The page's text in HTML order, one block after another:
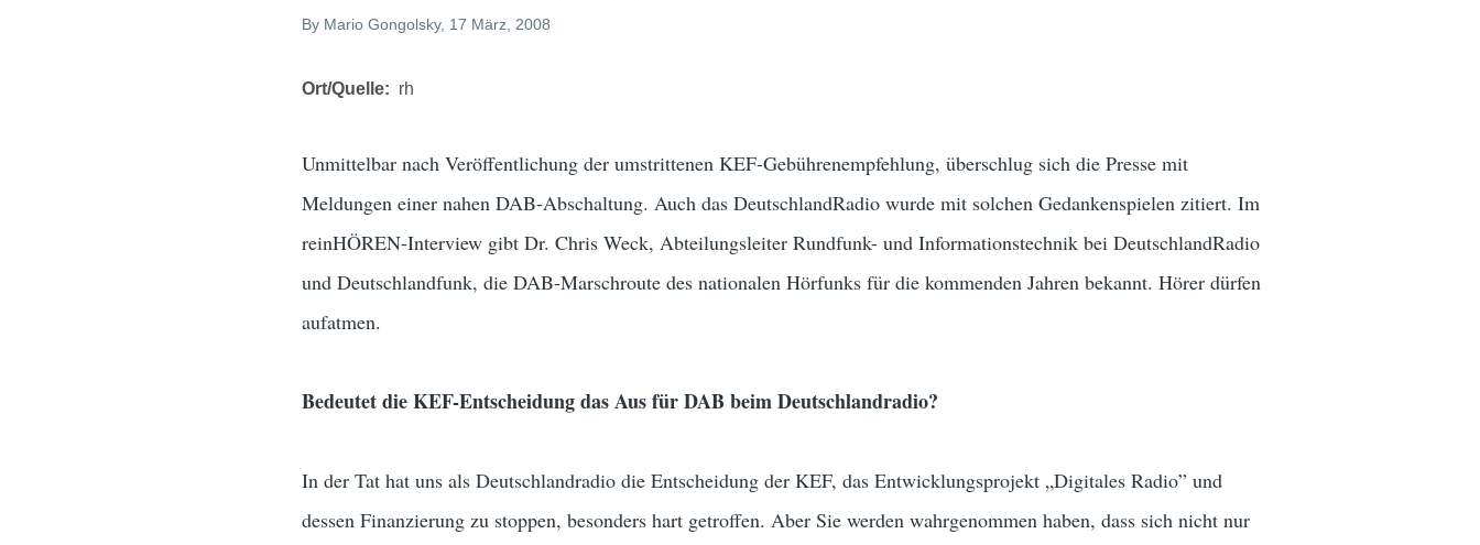
By Mario Gongolsky, 17 März, 2008
Ort/Quelle rh
Unmittelbar nach Veröffentlichung der umstrittenen KEF-Gebührenempfehlung, überschlug sich die Presse mit
Meldungen einer nahen DAB-Abschaltung. Auch das DeutschlandRadio wurde mit solchen Gedankenspielen zitiert. Im
reinHÖREN-Interview gibt Dr. Chris Weck, Abteilungsleiter Rundfunk- und Informationstechnik bei DeutschlandRadio
und Deutschlandfunk, die DAB-Marschroute des nationalen Hörfunks für die kommenden Jahren bekannt. Hörer dürfen
aufatmen.
Bedeutet die KEF-Entscheidung das Aus für DAB beim Deutschlandradio?
In der Tat hat uns als Deutschlandradio die Entscheidung der KEF, das Entwicklungsprojekt „Digitales Radio” und
dessen Finanzierung zu stoppen, besonders hart getroffen. Aber Sie werden wahrgenommen haben, dass sich nicht nur